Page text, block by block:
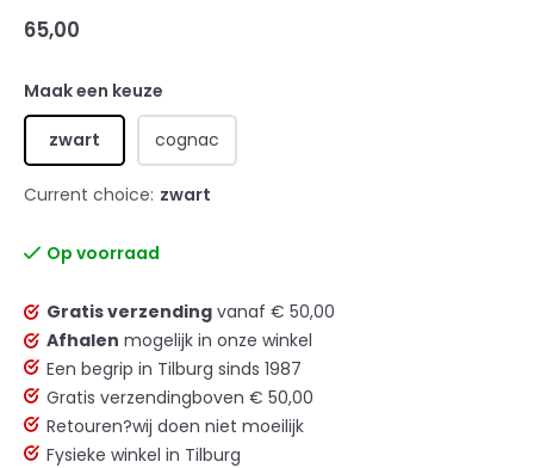
65,00
Maak een keuze
zwart cognac
Current choice: zwart
Op voorraad
Gratis verzending vanaf € 50,00
Afhalen mogelijk in onze winkel
Een begrip in Tilburg sinds 1987
Gratis verzendingboven € 50,00
Retouren?wij doen niet moeilijk
Fysieke winkel in Tilburg